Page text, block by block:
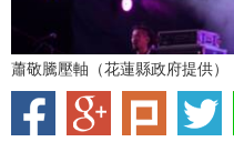
蕭敬騰壓軸（花蓮縣政府提供）